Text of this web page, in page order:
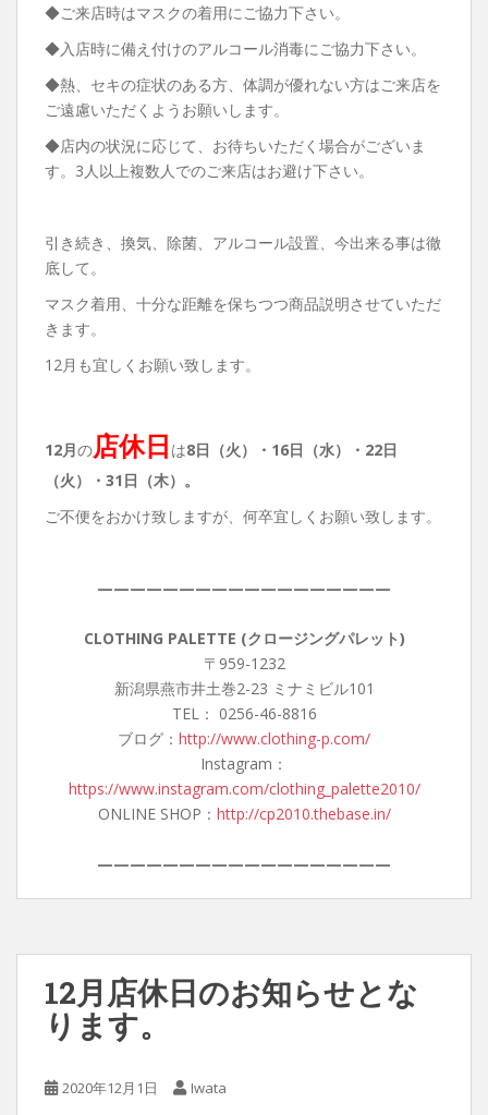
◆ご来店時はマスクの着用にご協力下さい。
◆入店時に備え付けのアルコール消毒にご協力下さい。
◆熱、セキの症状のある方、体調が優れない方はご来店を
ご遠慮いただくようお願いします。
◆店内の状況に応じて、お待ちいただく場合がございま
す。3人以上複数人でのご来店はお避け下さい。
引き続き、換気、除菌、アルコール設置、今出来る事は徹
底して。
マスク着用、十分な距離を保ちつつ商品説明させていただ
きます。
12月も宜しくお願い致します。
12月の店休日 は8日（火）・16日（水）・22日
（火）・31日（木）。
ご不便をおかけ致しますが、何卒宜しくお願い致します。
——————————————————
CLOTHING PALETTE (クロージングパレット)
〒959-1232
新潟県燕市井土巻2-23 ミナミビル101
TEL： 0256-46-8816
ブログ： http://www.clothing-p.com/
Instagram：
https://www.instagram.com/clothing_palette2010/
ONLINE SHOP： http://cp2010.thebase.in/
——————————————————
12月店休日のお知らせとな
ります。
2020年12月1日 Iwata